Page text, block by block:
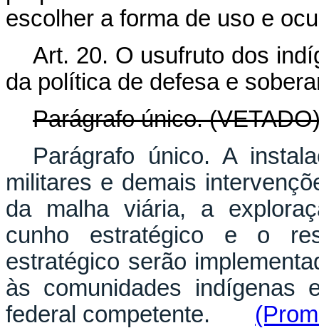
escolher a forma de uso e
Art. 20. O usufruto dos
da política de defesa e
Parágrafo único.
Parágrafo único. A
militares e demais
da malha viária, a
cunho estratégico e o
estratégico serão
às comunidades indígenas
federal competente.